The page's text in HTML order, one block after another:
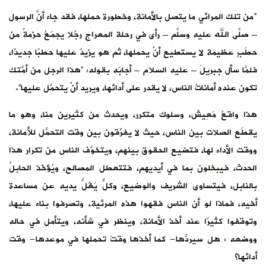
*من تلك المرائي ما يتصل بالأمانة، وخطورة حملها، فقد جاء أنَّ الرسول
– صلَّى الله عليه وسلَّم – رأى في رحلة المعراج رجُلا يجمَعُ حزمةً من
حطَبٍ عظيمة لا يستطيع أنْ يحملها، ثم هو يزيدُ عليها حطبًا جديدًا،
فلمَّا سأل جبريلَ – عليه السلام – أجابَه بقوله: “هذا الرجل من أمَّتك
تكون عنده أماناتُ الناس، لا يقدر على أدائها، ويريد أنْ يتحمَّل عليها”.
هذا واقعٌ مَعِيش، وسلوك متكرر، ويحدث من كثيرين منا، وهو ما
يقطَع الصلات بين الناس، حيث لا يفرِّقون بين وقت التحمُّل للأمانة،
ووقت الأداء لها، فتضيع الحقوق بينهم، ويتخوَّف الناس من تكرار هذا
الحدث، فيبخلون بما في أيديهم، فتتعطل المصالح، ويُؤخَذ الحابلُ
بالنابل، فيتساوى الشريف والوضيع، وكلٌّ يَغُلُّ يديه عن مساعدة
أخيه، فماذا لو أن الناس فقِهوا هذه المرئية، وتصرفوا بناء عليها،
وتوقفوا كثيرًا عند أخذ الأمانة، وينظر في شأنه، ويتأمل في حاله
ووضعه : هل سيردُّها- كما أخذها وقتَ تحملها في موعدها- وقت
أدائها؟